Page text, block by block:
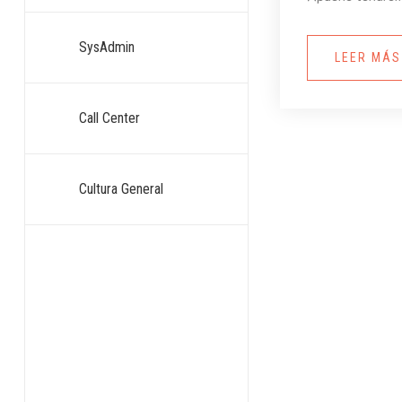
SysAdmin
Call Center
Cultura General
LEER